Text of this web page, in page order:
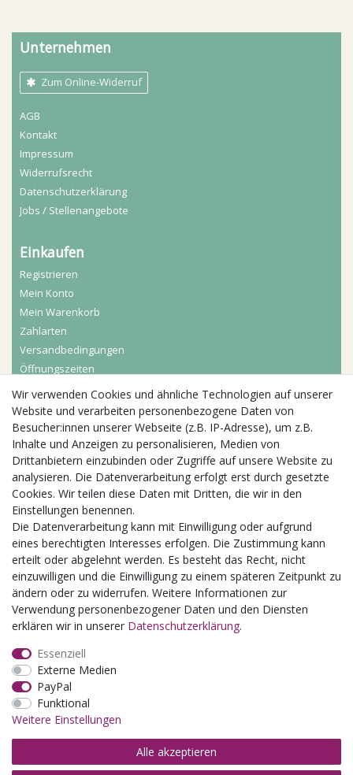
Unternehmen
Zum Online-Widerruf
AGB
Kontakt
Impressum
Widerrufs­recht
Daten­schutz­erklärung
Jobs / Stellenangebote
Einkaufen
Registrieren
Mein Konto
Mein Warenkorb
Zahlarten
Versandbedingungen
Öffnungszeiten
Aktuelles
Busgruppen
Kindergeburtstage
Kindergartenausflug
Schulklassenausflug
Zwillingsrabatt
Wir verwenden Cookies und ähnliche Technologien auf unserer
Website und verarbeiten personenbezogene Daten von
Besucher:innen unserer Webseite (z.B. IP-Adresse), um z.B.
Inhalte und Anzeigen zu personalisieren, Medien von
Drittanbietern einzubinden oder Zugriffe auf unsere Website zu
analysieren. Die Datenverarbeitung erfolgt erst durch gesetzte
Cookies. Wir teilen diese Daten mit Dritten, die wir in den
Einstellungen benennen.
Die Datenverarbeitung kann mit Einwilligung oder aufgrund
eines berechtigten Interesses erfolgen. Die Zustimmung kann
erteilt oder abgelehnt werden. Es besteht das Recht, nicht
einzuwilligen und die Einwilligung zu einem späteren Zeitpunkt zu
ändern oder zu widerrufen. Weitere Informationen zur
Verwendung personenbezogener Daten und den Diensten
erklären wir in unserer Daten­schutz­erklärung.
Essenziell
Externe Medien
PayPal
Funktional
Weitere Einstellungen
Alle akzeptieren